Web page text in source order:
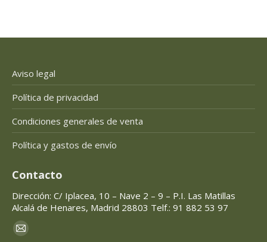
Aviso legal
Política de privacidad
Condiciones generales de venta
Política y gastos de envío
Contacto
Dirección: C/ Iplacea, 10 – Nave 2 – 9 – P.I. Las Matillas
Alcalá de Henares, Madrid 28803 Telf.: 91 882 53 97
Encuéntranos en:
Mail